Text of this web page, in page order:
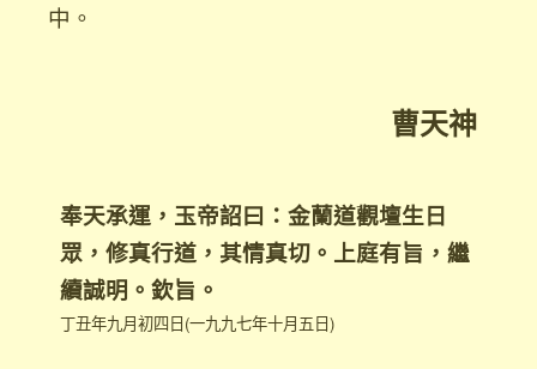
中。
曹天神
奉天承運，玉帝詔曰：金蘭道觀壇生日
眾，修真行道， 其情真切。上庭有旨，繼
續誠明。欽旨。
丁丑年九月初四日(一九九七年十月五日)